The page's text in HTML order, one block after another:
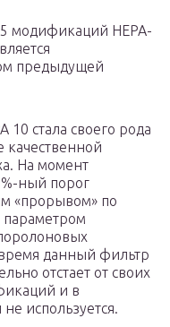
модификаций HEPA-
предыдущей
10 стала своего рода
качественной
На момент
ный порог
«прорывом» по
данный фильтр
отстает от своих
и в
используется.